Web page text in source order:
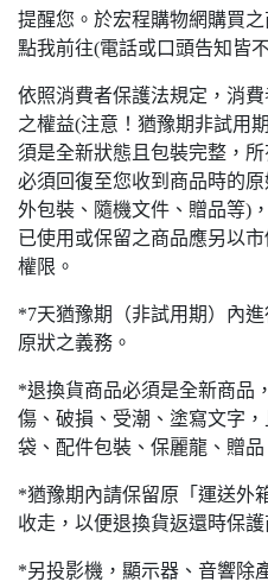
提醒您。於宏程購物網購買
點我前往(電話或口頭告知皆
依照消費者保護法規定，消
之權益(注意！猶豫期非試用
須是全新狀態且包裝完整，
必須回復至您收到商品時的
外包裝、隨機文件、贈品等)
已使用或保留之商品應另以
權限。
*7天猶豫期（非試用期）內
原狀之義務。
*退換貨商品必須是全新商品
傷、破損、受潮、塗寫文字
袋、配件包裝、保麗龍、贈
*猶豫期內請保留原「運送外
收走，以便退換貨返還時保護
*另投影機，顯示器、音響除